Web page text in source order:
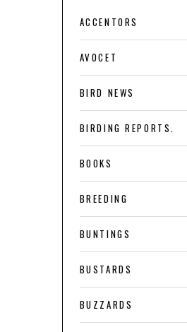
ACCENTORS
AVOCET
BIRD NEWS
BIRDING REPORTS.
BOOKS
BREEDING
BUNTINGS
BUSTARDS
BUZZARDS